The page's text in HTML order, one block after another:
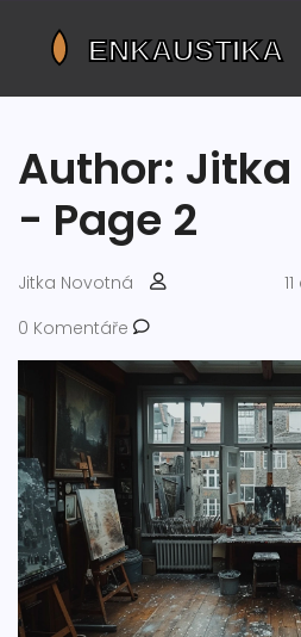
Author:
- Page 2
Jitka Novotná
0 Komentáře